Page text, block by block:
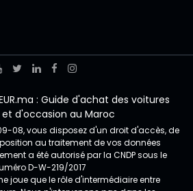
: Guide d'achat des voitures
d'occasion au Maroc
08, vous disposez d'un droit d'accès, de
au traitement de vos données
a été autorisé par la CNDP sous le
D-W-219/2017
joue que le rôle d'intermédiaire entre